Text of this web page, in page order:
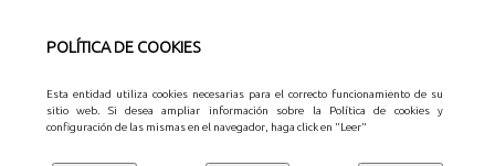
POLÍTICA DE COOKIES
Esta entidad utiliza cookies necesarias para el correcto funcionamiento de su
sitio web. Si desea ampliar información sobre la Política de cookies y
configuración de las mismas en el navegador, haga click en "Leer"
Valoración méritos y propuesta declarar desierto el concurso Técnico de gestión